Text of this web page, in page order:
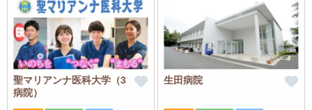
聖マリアンナ医科大学（3
病院）
生田病院